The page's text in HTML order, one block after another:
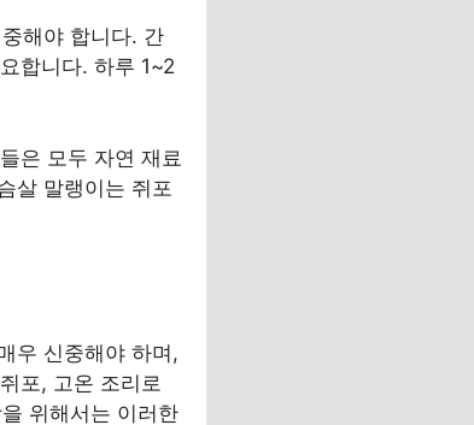
해야 합니다. 간
합니다. 하루 1~2
은 모두 자연 재료
살 말랭이는 쥐포
우 신중해야 하며,
포, 고온 조리로
위해서는 이러한